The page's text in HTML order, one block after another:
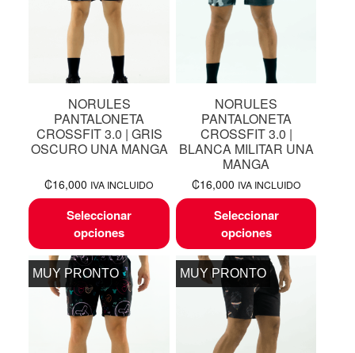
NORULES
PANTALONETA
CROSSFIT 3.0 | GRIS
OSCURO UNA MANGA
₡16,000 IVA INCLUIDO
Seleccionar
opciones
NORULES
PANTALONETA
CROSSFIT 3.0 |
BLANCA MILITAR UNA
MANGA
₡16,000 IVA INCLUIDO
Seleccionar
opciones
MUY PRONTO MUY PRONTO